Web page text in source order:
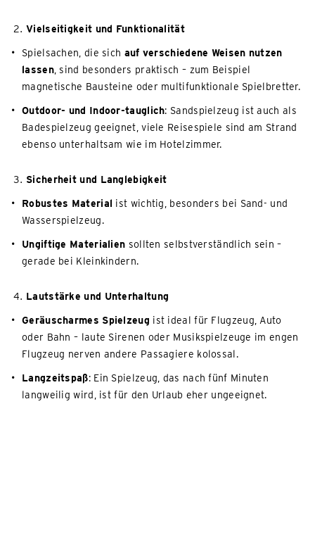
Vielseitigkeit und Funktionalität
Spielsachen, die sich auf verschiedene Weisen nutzen
lassen, sind besonders praktisch – zum Beispiel
magnetische Bausteine oder multifunktionale Spielbretter.
Outdoor- und Indoor-tauglich: Sandspielzeug ist auch als
Badespielzeug geeignet, viele Reisespiele sind am Strand
ebenso unterhaltsam wie im Hotelzimmer.
Sicherheit und Langlebigkeit
Robustes Material ist wichtig, besonders bei Sand- und
Wasserspielzeug.
Ungiftige Materialien sollten selbstverständlich sein –
gerade bei Kleinkindern.
Lautstärke und Unterhaltung
Geräuscharmes Spielzeug ist ideal für Flugzeug, Auto
oder Bahn – laute Sirenen oder Musikspielzeuge im engen
Flugzeug nerven andere Passagiere kolossal.
Langzeitspaß: Ein Spielzeug, das nach fünf Minuten
langweilig wird, ist für den Urlaub eher ungeeignet.